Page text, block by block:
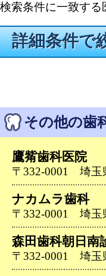
検索条件に一致する
詳細条件で
その他の歯
鷹觜歯科医院
〒332-0001 埼玉
ナカムラ歯科
〒332-0001 埼玉
森田歯科朝日南
〒332-0001 埼玉